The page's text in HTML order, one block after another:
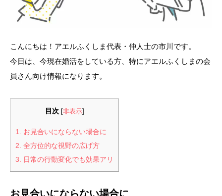
こんにちは！アエルふくしま代表・仲人士の市川です。
今日は、今現在婚活をしている方、特にアエルふくしまの会
員さん向け情報になります。
目次 [非表示]
1. お見合いにならない場合に
2. 全方位的な視野の広げ方
3. 日常の行動変化でも効果アリ
お見合いにならない場合に